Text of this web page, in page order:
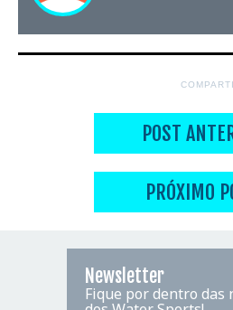
POST
PRÓXIMO
Newsletter
Fique por dentro das